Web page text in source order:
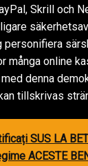
Skrill och
personifiera
många online
denna
tillskrivas
SUS LA
ACESTE